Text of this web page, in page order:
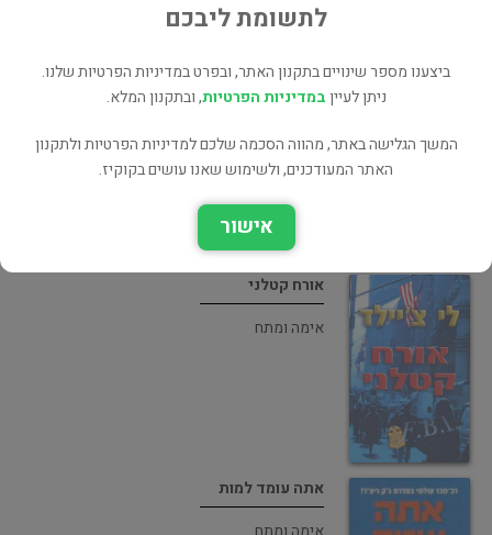
מוקש קטלני
אורח קטלני
אימה ומתח
אתה עומד למות
לתשומת ליבכם
ביצענו מספר שינויים בתקנון האתר, ובפרט במדיניות הפרטיות שלנו.
ניתן לעייןבמדיניות הפרטיות, ובתקנון המלא.
המשך הגלישה באתר, מהווה הסכמה שלכם למדיניות הפרטיות ולתקנון
האתר המעודכנים, ולשימוש שאנו עושים בקוקיז.
אישור